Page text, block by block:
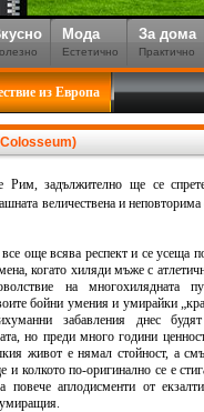
Мода
Естетично
За дома
Практично
из Европа
Рим, задължително ще се
величествена и неповторима
още всява респект и се усеща
когато хиляди мъже с
на многохилядната
бойни умения и умирайки
забавления днес
но преди много години
живот е нямал стойност, а
и колкото по-оригинално се е
повече аплодисменти от